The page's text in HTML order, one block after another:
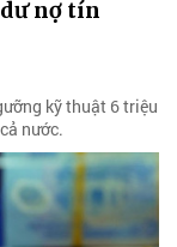
nợ tín
kỹ thuật 6 triệu
nước.